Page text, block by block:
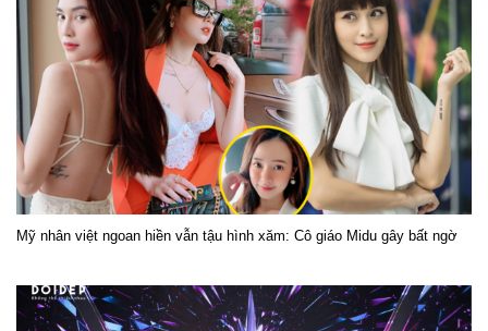
Mỹ nhân việt ngoan hiền vẫn tậu hình xăm: Cô giáo Midu gây bất ngờ